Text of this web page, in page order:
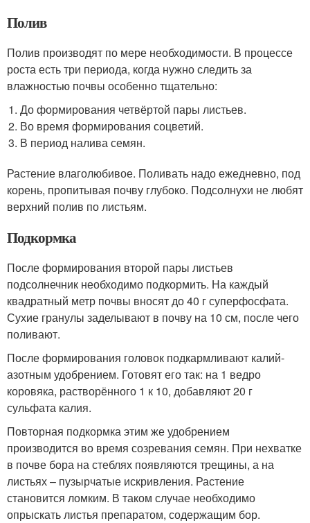
Полив
Полив производят по мере необходимости. В процессе
роста есть три периода, когда нужно следить за
влажностью почвы особенно тщательно:
До формирования четвёртой пары листьев.
Во время формирования соцветий.
В период налива семян.
Растение влаголюбивое. Поливать надо ежедневно, под
корень, пропитывая почву глубоко. Подсолнухи не любят
верхний полив по листьям.
Подкормка
После формирования второй пары листьев
подсолнечник необходимо подкормить. На каждый
квадратный метр почвы вносят до 40 г суперфосфата.
Сухие гранулы заделывают в почву на 10 см, после чего
поливают.
После формирования головок подкармливают калий-
азотным удобрением. Готовят его так: на 1 ведро
коровяка, растворённого 1 к 10, добавляют 20 г
сульфата калия.
Повторная подкормка этим же удобрением
производится во время созревания семян. При нехватке
в почве бора на стеблях появляются трещины, а на
листьях – пузырчатые искривления. Растение
становится ломким. В таком случае необходимо
опрыскать листья препаратом, содержащим бор.